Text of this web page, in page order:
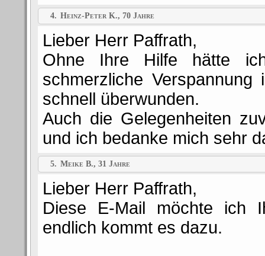
4. Heinz-Peter K., 70 Jahre
Lieber Herr Paffrath,
Ohne Ihre Hilfe hätte
schmerzliche
schnell überwunden.
Auch die Gelegenheiten
und ich bedanke mich sehr
5. Meike B., 31 Jahre
Lieber Herr Paffrath,
Diese E-Mail möchte ich
endlich kommt es dazu.